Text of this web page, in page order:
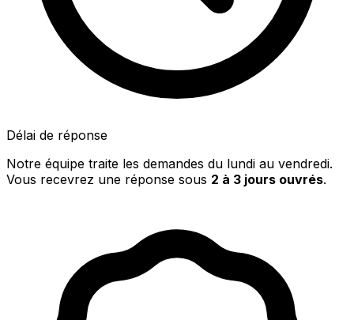
Délai de réponse
Notre équipe traite les demandes du lundi au vendredi.
Vous recevrez une réponse sous 2 à 3 jours ouvrés.